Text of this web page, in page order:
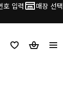
호 입력 매장 선택
로그인 하기
위시리스트장바구니